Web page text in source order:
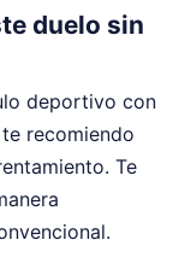
duelo sin
deportivo con
recomiendo
Te